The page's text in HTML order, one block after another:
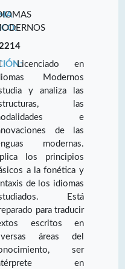
Licenciado en
Modernos
y analiza las
las
e
de las
modernas.
los principios
a la fonética y
de los idiomas
Está
para traducir
escritos en
áreas del
ser
en